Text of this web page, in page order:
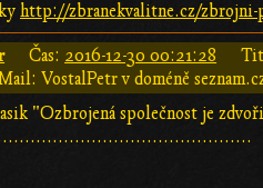
http://zbranekvalitne.cz/zbrojni-
Čas: 2016-12-30 00:21:28
VostalPetr v doméně
"Ozbrojená společnost je